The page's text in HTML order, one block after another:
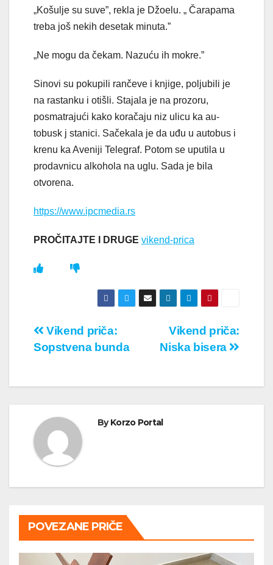
„Košulje su suve”, rekla je Džoelu. „ Čarapama
treba još nekih desetak minuta.”
„Ne mogu da čekam. Nazuću ih mokre.”
Sinovi su pokupili rančeve i knjige, poljubili je
na rastanku i otišli. Stajala je na prozoru,
posmatrajući kako koračaju niz ulicu ka au­
tobusk j stanici. Sačekala je da uđu u autobus i
krenu ka Aveniji Telegraf. Potom se uputila u
prodavnicu alkohola na uglu. Sada je bila
otvorena.
https://www.ipcmedia.rs
PROČITAJTE I DRUGE vikend-prica
Кретање
чланка
Vikend priča:
Niska bisera
Vikend priča:
Sopstvena bunda
ByKorzo Portal
POVEZANE PRIČE